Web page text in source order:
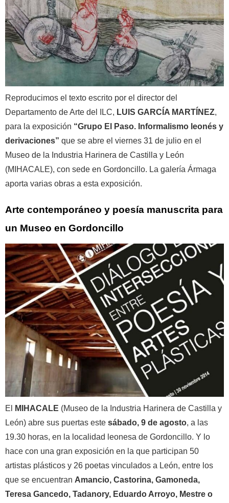
Reproducimos el texto escrito por el director del
Departamento de Arte del ILC, LUIS GARCÍA MARTÍNEZ,
para la exposición “Grupo El Paso. Informalismo leonés y
derivaciones” que se abre el viernes 31 de julio en el
Museo de la Industria Harinera de Castilla y León
(MIHACALE), con sede en Gordoncillo. La galería Ármaga
aporta varias obras a esta exposición.
Arte contemporáneo y poesía manuscrita para
un Museo en Gordoncillo
El MIHACALE (Museo de la Industria Harinera de Castilla y
León) abre sus puertas este sábado, 9 de agosto, a las
19.30 horas, en la localidad leonesa de Gordoncillo. Y lo
hace con una gran exposición en la que participan 50
artistas plásticos y 26 poetas vinculados a León, entre los
que se encuentran Amancio, Castorina, Gamoneda,
Teresa Gancedo, Tadanory, Eduardo Arroyo, Mestre o